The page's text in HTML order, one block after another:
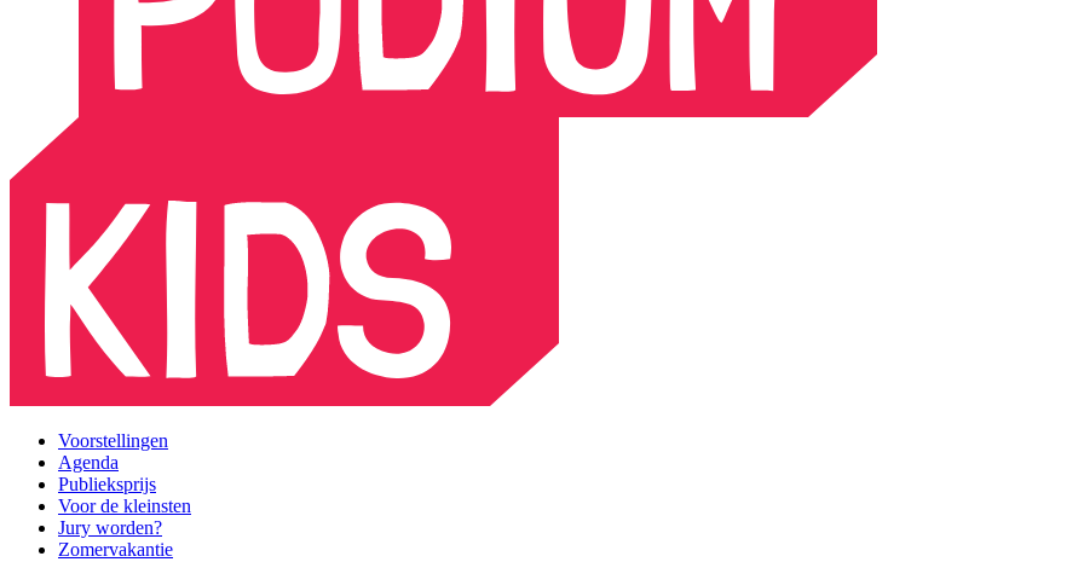
Voorstellingen
Agenda
Publieksprijs
Voor de kleinsten
Jury worden?
Zomervakantie